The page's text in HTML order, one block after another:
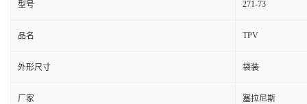
型号 271-73
品名 TPV
外形尺寸 袋装
厂家 塞拉尼斯